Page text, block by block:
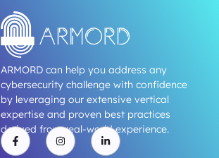
ARMORD can help you address any
cybersecurity challenge with confidence
by leveraging our extensive vertical
expertise and proven best practices
derived from real-world experience.